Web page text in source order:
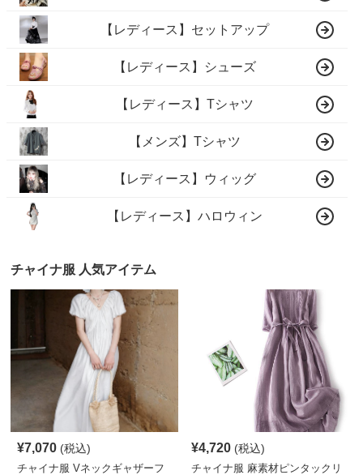
【レディース】セットアップ
【レディース】シューズ
【レディース】Tシャツ
【メンズ】Tシャツ
【レディース】ウィッグ
【レディース】ハロウィン
チャイナ服 人気アイテム
¥7,070 (税込)
チャイナ服 Vネックギャザーフ
¥4,720 (税込)
チャイナ服 麻素材ピンタックリ